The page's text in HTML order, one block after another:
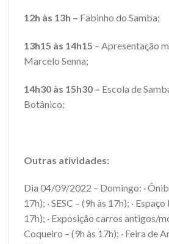
12h às 13h – Fabinho do Samba;
13h15 às 14h15 – Apresentação
Marcelo Senna;
14h30 às 15h30 – Escola de
Botânico;
Outras atividades:
Dia 04/09/2022 – Domingo: ·
17h); · SESC – (9h às 17h); ·
17h); · Exposição carros antigos/
Coqueiro – (9h às 17h); · Feira de